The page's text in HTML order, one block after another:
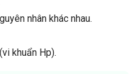
nhân khác nhau.
khuẩn Hp).